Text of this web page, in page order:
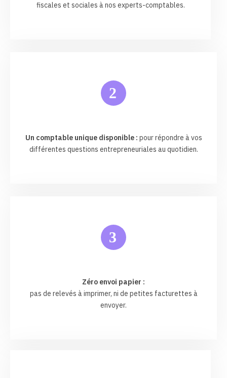
fiscales et sociales à nos experts-comptables.
2
Un comptable unique disponible : pour répondre à vos
différentes questions entrepreneuriales au quotidien.
3
Zéro envoi papier :
pas de relevés à imprimer, ni de petites facturettes à
envoyer.